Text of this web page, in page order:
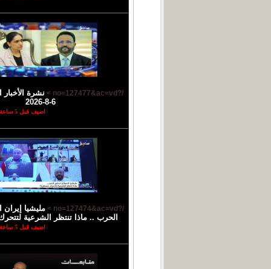
/?no=127477&ac=vd >
نشرة
6-8-2026
اضيف قبل 5 ساعة
/?no=127474&ac=vd >
مليشيا
الحرب .. ماذا تنتظر الشرعية
اضيف قبل 5 ساعة